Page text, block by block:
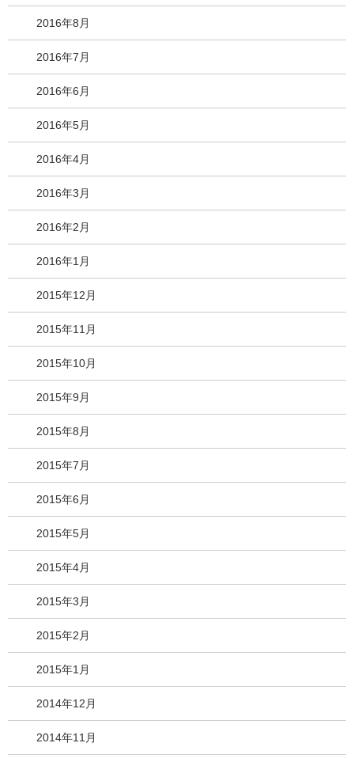
2016年8月
2016年7月
2016年6月
2016年5月
2016年4月
2016年3月
2016年2月
2016年1月
2015年12月
2015年11月
2015年10月
2015年9月
2015年8月
2015年7月
2015年6月
2015年5月
2015年4月
2015年3月
2015年2月
2015年1月
2014年12月
2014年11月